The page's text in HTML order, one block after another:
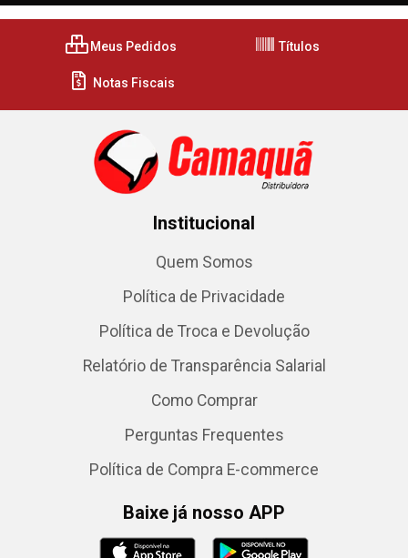
Meus Pedidos Títulos
Notas Fiscais
Institucional
Quem Somos
Política de Privacidade
Política de Troca e Devolução
Relatório de Transparência Salarial
Como Comprar
Perguntas Frequentes
Política de Compra E-commerce
Baixe já nosso APP